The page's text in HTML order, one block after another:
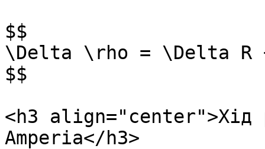
$$
\Delta \rho = \Delta
$$
<h3 align="center">Хід
Amperia</h3>